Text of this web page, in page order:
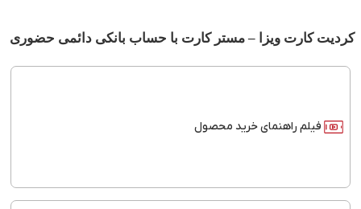
کردیت کارت ویزا – مستر کارت با حساب بانکی دائمی حضوری
فیلم راهنمای خرید محصول